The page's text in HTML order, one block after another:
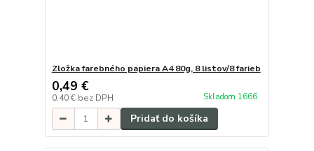
Zložka farebného papiera A4 80g, 8 listov/8 farieb
0,49 €
0,40 € bez DPH Skladom 1666
Pridať do košíka